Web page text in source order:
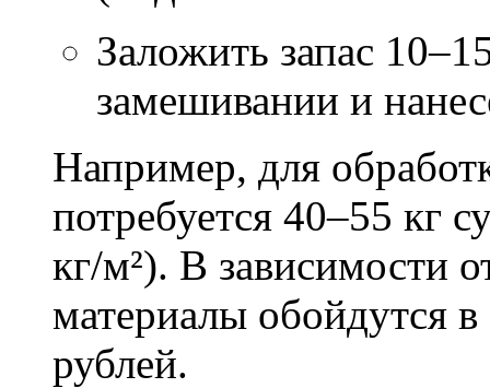
Заложить запас
замешивании и
Например, для
потребуется 40–55 кг
кг/м²). В зависимости
материалы обойдутся
рублей.